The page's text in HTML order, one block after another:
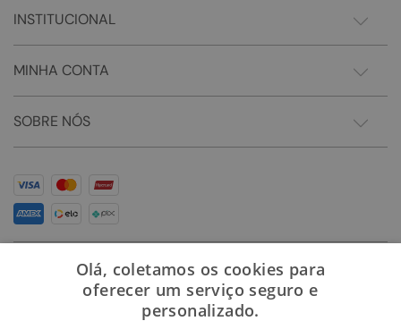
INSTITUCIONAL
MINHA CONTA
SOBRE NÓS
Olá, coletamos os cookies para
oferecer um serviço seguro e
personalizado.